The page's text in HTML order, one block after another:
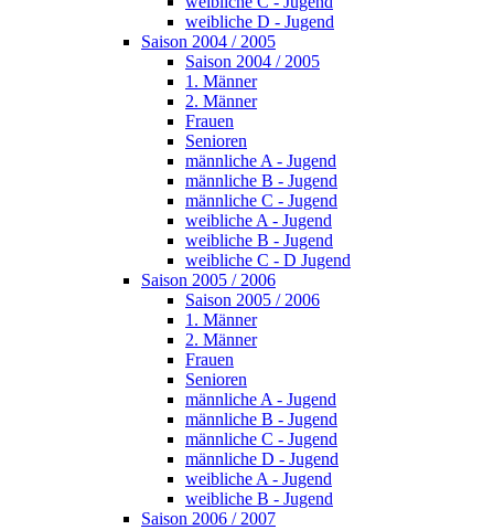
weibliche D - Jugend
Saison 2004 / 2005
Saison 2004 / 2005
1. Männer
2. Männer
Frauen
Senioren
männliche A - Jugend
männliche B - Jugend
männliche C - Jugend
weibliche A - Jugend
weibliche B - Jugend
weibliche C - D Jugend
Saison 2005 / 2006
Saison 2005 / 2006
1. Männer
2. Männer
Frauen
Senioren
männliche A - Jugend
männliche B - Jugend
männliche C - Jugend
männliche D - Jugend
weibliche A - Jugend
weibliche B - Jugend
Saison 2006 / 2007